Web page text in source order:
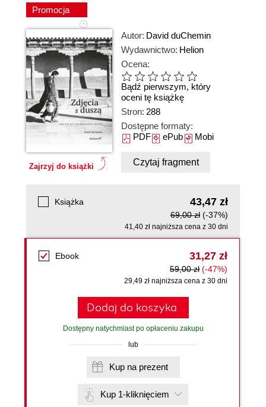
Promocja
Zajrzyj do książki
Autor: David duChemin
Wydawnictwo: Helion
Ocena:
Bądź pierwszym, który
oceni tę książkę
Stron: 288
Dostępne formaty:
PDFePubMobi
Czytaj fragment
Książka 43,47 zł
69,00 zł (-37%)
41,40 zł najniższa cena z 30 dni
Ebook 31,27 zł
59,00 zł (-47%)
29,49 zł najniższa cena z 30 dni
Dodaj do koszyka
Dostępny natychmiast po opłaceniu zakupu
lub
Kup na prezent
Kup 1-kliknięciem